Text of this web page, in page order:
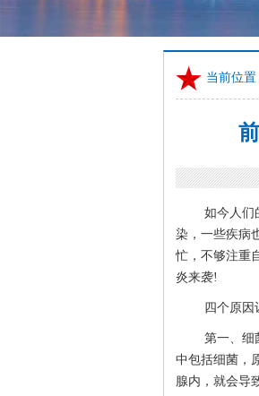
当前位置
如今人们
染，一些疾病
忙，不够注重
炎来袭!
四个原因
第一、细
中包括细菌，
腺内，就会导